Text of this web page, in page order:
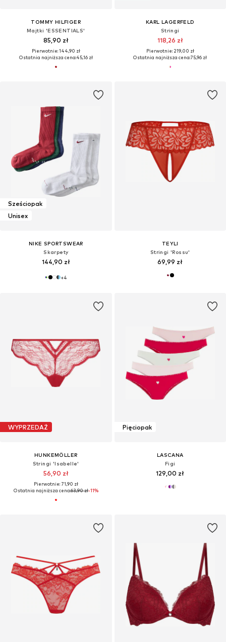
TOMMY HILFIGER
Majtki 'ESSENTIALS'
85,90 zł
Pierwotnie: 144,90 zł
Ostatnia najniższa cena:45,16 zł
KARL LAGERFELD
Stringi
118,26 zł
Pierwotnie: 219,00 zł
Ostatnia najniższa cena:75,96 zł
Sześciopak
Unisex
NIKE SPORTSWEAR
Skarpety
144,90 zł
+4
TEYLI
Stringi 'Rossu'
69,99 zł
WYPRZEDAŻ
HUNKEMÖLLER
Stringi 'Isabelle'
56,90 zł
Pierwotnie: 71,90 zł
Ostatnia najniższa cena:63,90 zł-11%
Pięciopak
LASCANA
Figi
129,00 zł